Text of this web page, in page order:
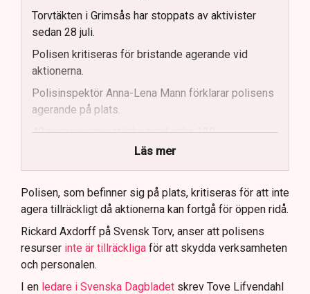
Torvtäkten i Grimsås har stoppats av aktivister
sedan 28 juli.
Polisen kritiseras för bristande agerande vid
aktionerna.
Polisinspektör Anna-Lena Mann förklarar polisens
agerande på plats.
40 personer misstänks med cirka 120
brottsmisstankar kopplade.
Polisen använder drönare och uniformerad polis
för att dokumentera bevis.
Samtidigt är polisarbetet komplext när det gäller
att navigera juridiska rättigheter och gränser.
Läs mer
Polisen, som befinner sig på plats, kritiseras för att inte
agera tillräckligt då aktionerna kan fortgå för öppen ridå.
Rickard Axdorff på Svensk Torv, anser att polisens
resurser inte är tillräckliga för att skydda verksamheten
och personalen.
I en ledare i Svenska Dagbladet skrev Tove Lifvendahl